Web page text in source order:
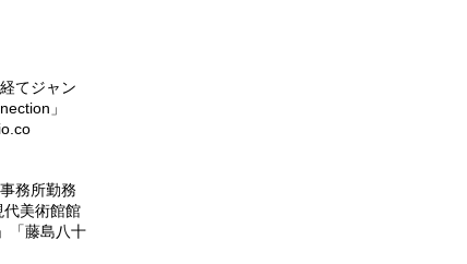
てジャン
」
務所勤務
代美術館館
「藤島八十